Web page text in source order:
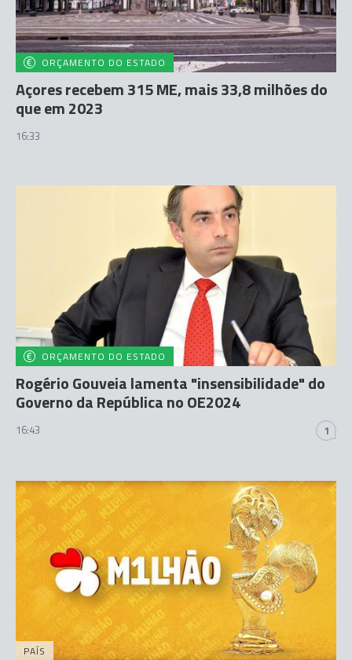
ORÇAMENTO DO ESTADO
Açores recebem 315 ME, mais 33,8 milhões do
que em 2023
16:33
ORÇAMENTO DO ESTADO
Rogério Gouveia lamenta "insensibilidade" do
Governo da República no OE2024
16:43 1
PAÍS